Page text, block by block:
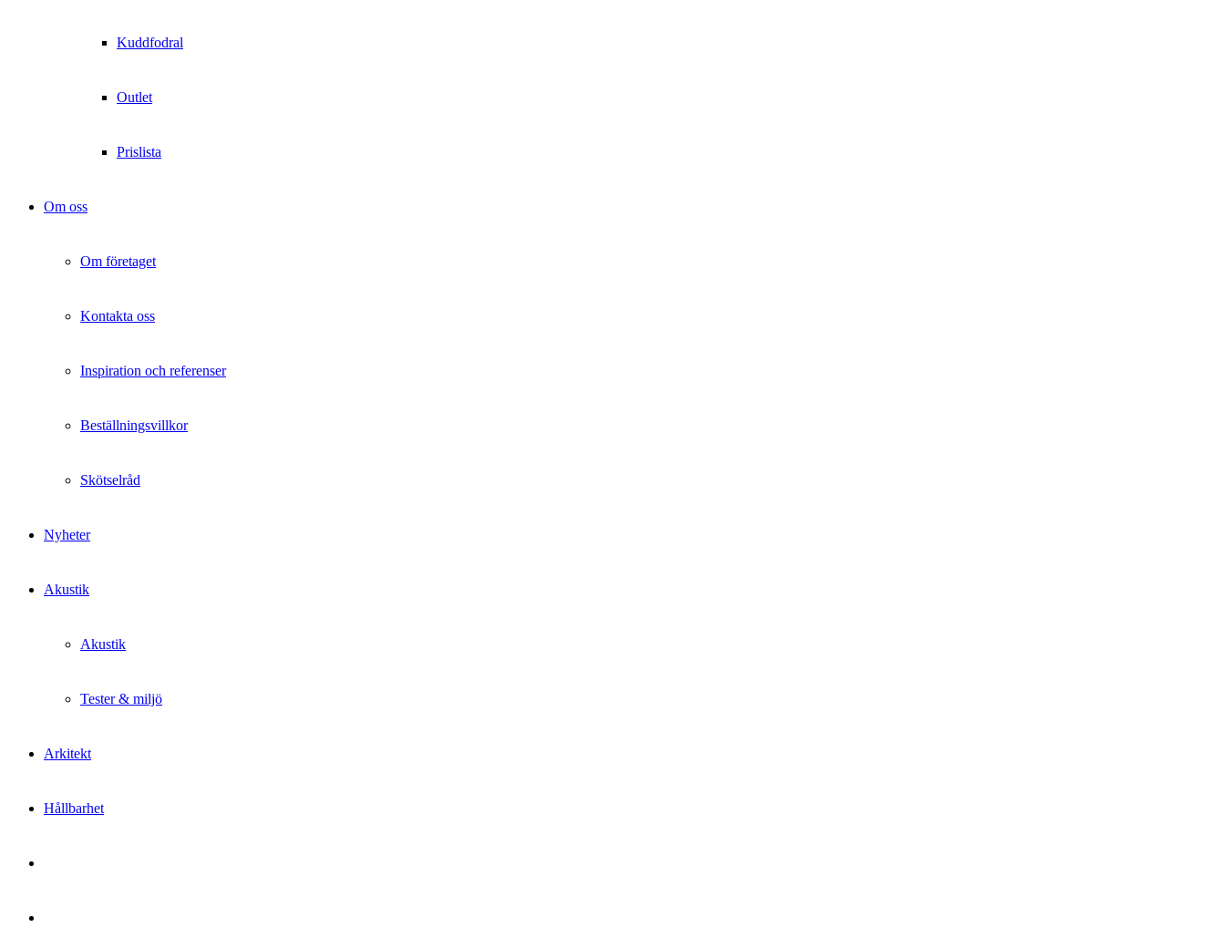
Kuddfodral
Outlet
Prislista
Om oss
Om företaget
Kontakta oss
Inspiration och referenser
Beställningsvillkor
Skötselråd
Nyheter
Akustik
Akustik
Tester & miljö
Arkitekt
Hållbarhet